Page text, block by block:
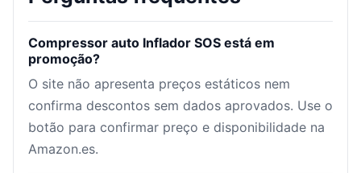
Compressor auto Inflador SOS está em
promoção?
O site não apresenta preços estáticos nem
confirma descontos sem dados aprovados. Use o
botão para confirmar preço e disponibilidade na
Amazon.es.